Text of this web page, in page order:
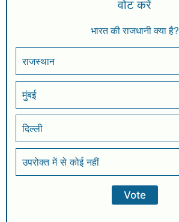
वोट करें
भारत की राजधानी क्या है?
राजस्थान
मुंबई
दिल्ली
उपरोक्त में से कोई नहीं